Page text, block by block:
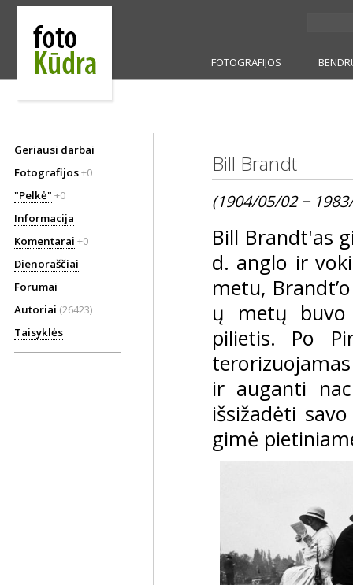
FOTOGRAFIJOS
Geriausi darbai
Fotografijos+0
"Pelkė" +0
Informacija
Komentarai +0
Dienoraščiai
Forumai
Autoriai (26423)
Taisyklės
Bill Brandt
(1904/05/02 −
Bill Brandt'as
d. anglo ir
metu,
ų metų buvo
pilietis. Po
ir auganti
išsižadėti
gimė